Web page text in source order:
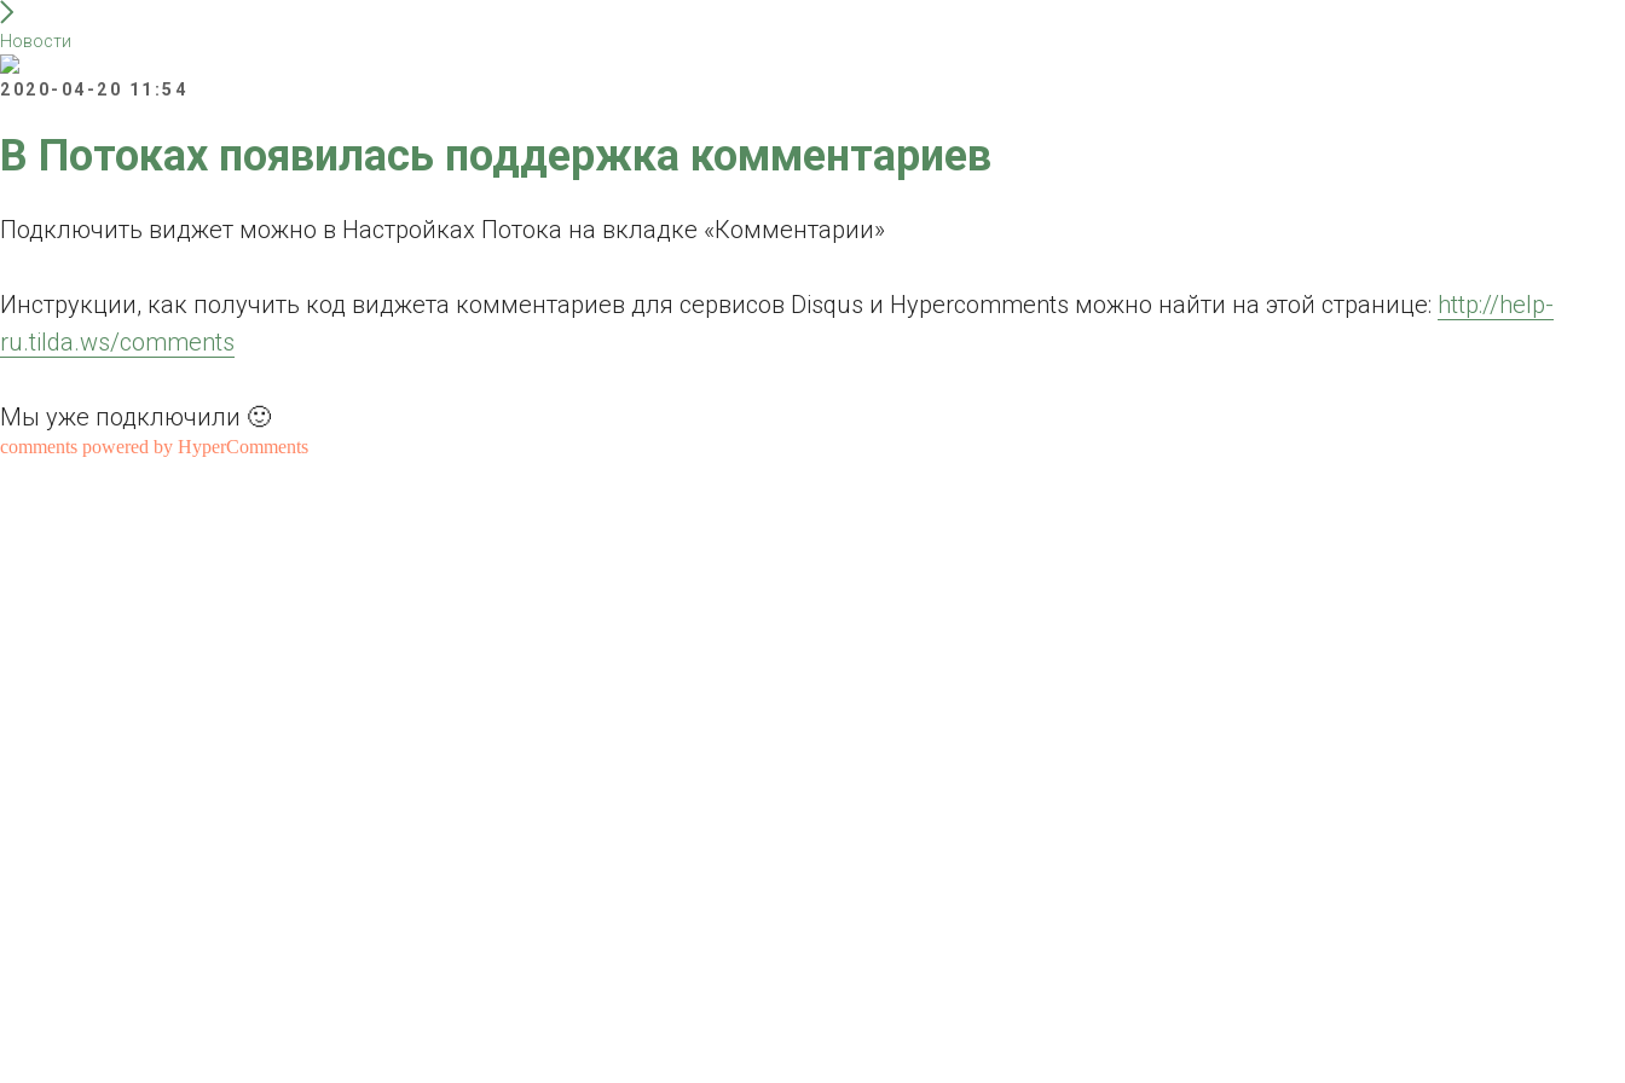
Новости
2020-04-20 11:54
В Потоках появилась поддержка комментариев
Подключить виджет можно в Настройках Потока на вкладке «Комментарии»
Инструкции, как получить код виджета комментариев для сервисов Disqus и Hypercomments можно найти на этой странице: http://help-
ru.tilda.ws/comments
Мы уже подключили 🙂
comments powered by HyperComments